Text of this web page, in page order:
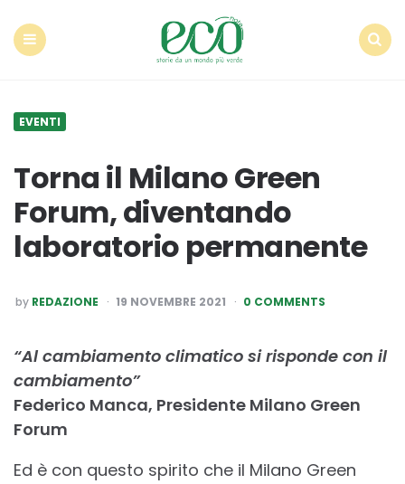
EVENTI
Torna il Milano Green
Forum, diventando
laboratorio permanente
POSTED
BY
by REDAZIONE 19 NOVEMBRE 2021 0 COMMENTS
“Al cambiamento climatico si risponde con il
cambiamento”
Federico Manca, Presidente Milano Green
Forum
Ed è con questo spirito che il Milano Green